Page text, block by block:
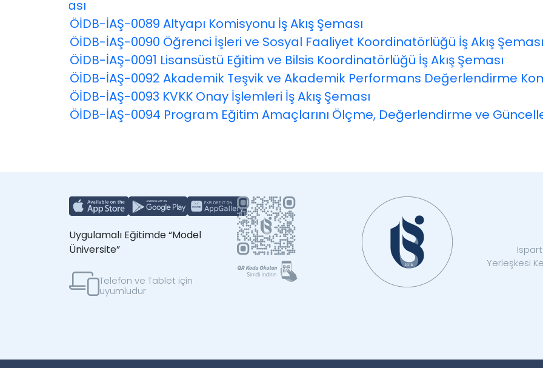
Şeması
ÖİDB-İAŞ-0089 Altyapı Komisyonu İş Akış Şeması
ÖİDB-İAŞ-0090 Öğrenci İşleri ve Sosyal Faaliyet Koordinatörlüğü İş Akış Şeması
ÖİDB-İAŞ-0091 Lisansüstü Eğitim ve Bilsis Koordinatörlüğü İş Akış Şeması
ÖİDB-İAŞ-0092 Akademik Teşvik ve Akademik Performans Değerlendirme
ÖİDB-İAŞ-0093 KVKK Onay İşlemleri İş Akış Şeması
ÖİDB-İAŞ-0094 Program Eğitim Amaçlarını Ölçme, Değerlendirme ve
Uygulamalı Eğitimde “Model
Üniversite”
Telefon ve Tablet için
uyumludur
Yerleşkesi